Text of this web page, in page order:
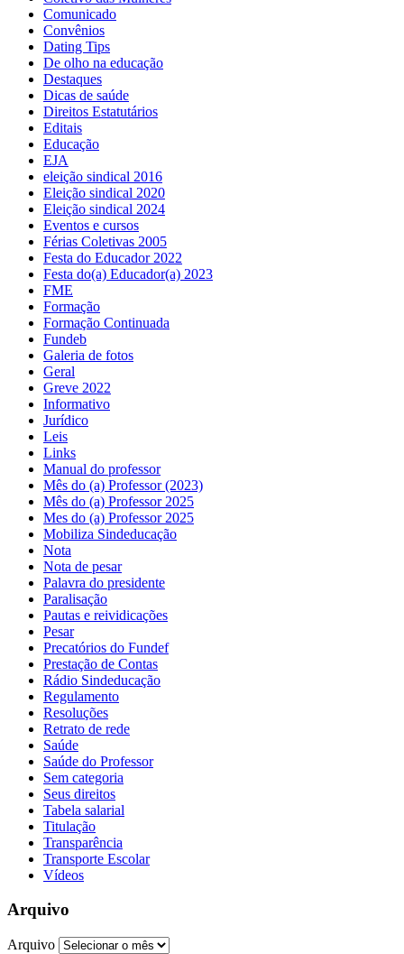
Comunicado
Convênios
Dating Tips
De olho na educação
Destaques
Dicas de saúde
Direitos Estatutários
Editais
Educação
EJA
eleição sindical 2016
Eleição sindical 2020
Eleição sindical 2024
Eventos e cursos
Férias Coletivas 2005
Festa do Educador 2022
Festa do(a) Educador(a) 2023
FME
Formação
Formação Continuada
Fundeb
Galeria de fotos
Geral
Greve 2022
Informativo
Jurídico
Leis
Links
Manual do professor
Mês do (a) Professor (2023)
Mês do (a) Professor 2025
Mes do (a) Professor 2025
Mobiliza Sindeducação
Nota
Nota de pesar
Palavra do presidente
Paralisação
Pautas e reividicações
Pesar
Precatórios do Fundef
Prestação de Contas
Rádio Sindeducação
Regulamento
Resoluções
Retrato de rede
Saúde
Saúde do Professor
Sem categoria
Seus direitos
Tabela salarial
Titulação
Transparência
Transporte Escolar
Vídeos
Arquivo
Arquivo